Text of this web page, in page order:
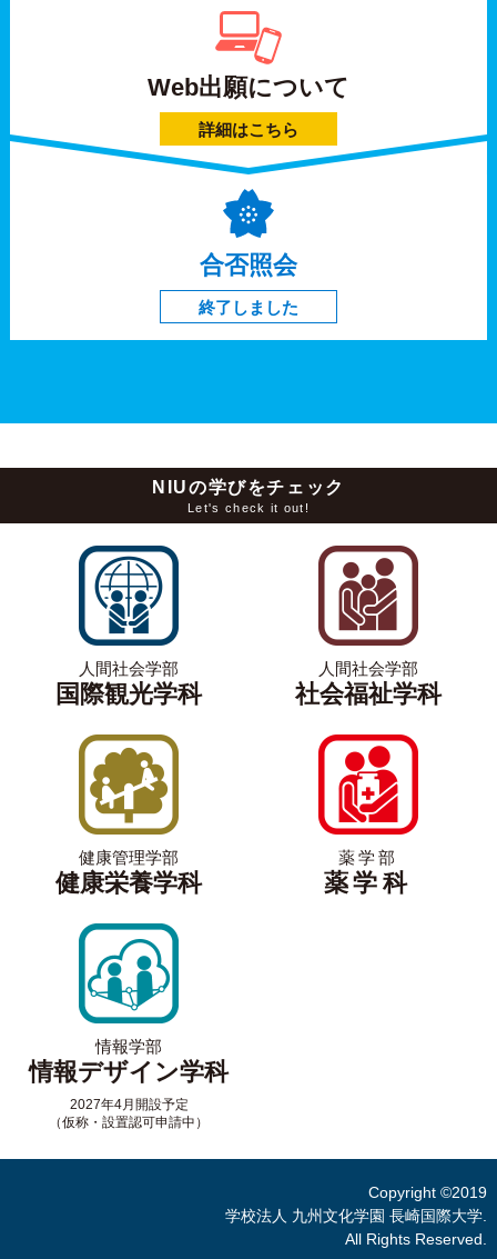
Web出願について
詳細はこちら
合否照会
終了しました
NIUの学びをチェック
Let's check it out!
人間社会学部
国際観光学科
人間社会学部
社会福祉学科
健康管理学部
健康栄養学科
薬学部
薬学科
情報学部
情報デザイン学科
2027年4月開設予定
（仮称・設置認可申請中）
Copyright ©2019
学校法人 九州文化学園 長崎国際大学.
All Rights Reserved.